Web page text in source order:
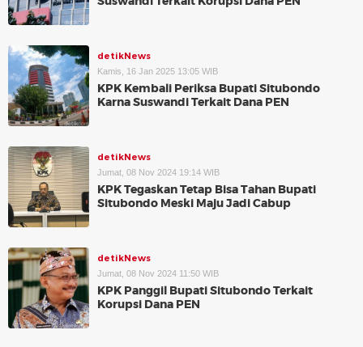
detikNews
Kamis, 16 Jan 2025 13:05 WIB
KPK Kembali Periksa Bupati Situbondo
Karna Suswandi Terkait Dana PEN
detikNews
Jumat, 08 Nov 2024 19:14 WIB
KPK Tegaskan Tetap Bisa Tahan Bupati
Situbondo Meski Maju Jadi Cabup
detikNews
Jumat, 08 Nov 2024 11:50 WIB
KPK Panggil Bupati Situbondo Terkait
Korupsi Dana PEN